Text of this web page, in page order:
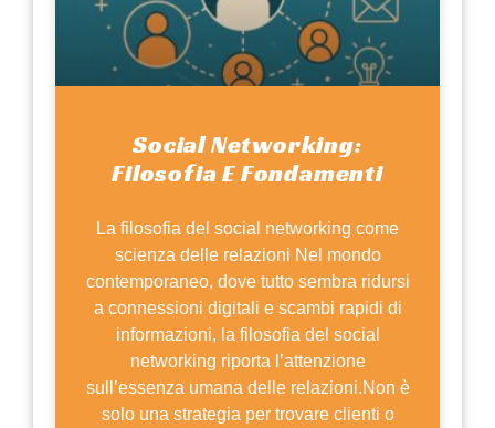
Social Networking:
Filosofia E Fondamenti
La filosofia del social networking come
scienza delle relazioni Nel mondo
contemporaneo, dove tutto sembra ridursi
a connessioni digitali e scambi rapidi di
informazioni, la filosofia del social
networking riporta l’attenzione
sull’essenza umana delle relazioni.Non è
solo una strategia per trovare clienti o